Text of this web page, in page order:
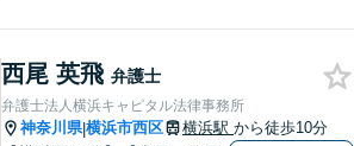
ております。まずは一度ご連
絡ください。【横浜駅3分】
西尾 英飛 弁護士
弁護士法人横浜キャピタル法律事務所
神奈川県|横浜市西区 横浜駅 から徒歩10分